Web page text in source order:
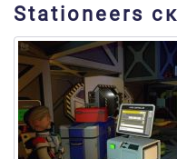
Stationeers